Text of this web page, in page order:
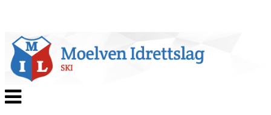
Veksle
navigasjon